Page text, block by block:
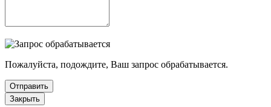
Пожалуйста, подождите, Ваш запрос обрабатывается.
Отправить
Закрыть